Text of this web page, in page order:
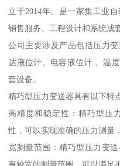
立于2014年。是一家集工业
销售服务、工程设计和系统成
公司主要涉及产品包括压力
达液位计、电容液位计 、温
套设备。
精巧型压力变送器具有以下特
高精度和稳定性：精巧型压
性，可以实现准确的压力测量
宽测量范围：精巧型压力变